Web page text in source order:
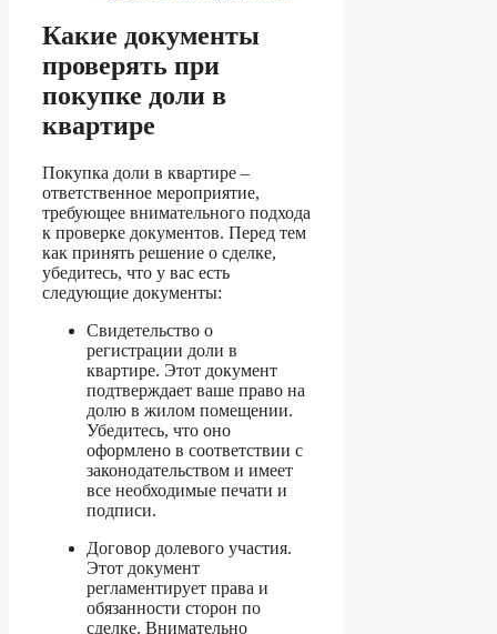
Какие документы
проверять при
покупке доли в
квартире
Покупка доли в квартире –
ответственное мероприятие,
требующее внимательного подхода
к проверке документов. Перед тем
как принять решение о сделке,
убедитесь, что у вас есть
следующие документы:
Свидетельство о
регистрации доли в
квартире. Этот документ
подтверждает ваше право на
долю в жилом помещении.
Убедитесь, что оно
оформлено в соответствии с
законодательством и имеет
все необходимые печати и
подписи.
Договор долевого участия.
Этот документ
регламентирует права и
обязанности сторон по
сделке. Внимательно